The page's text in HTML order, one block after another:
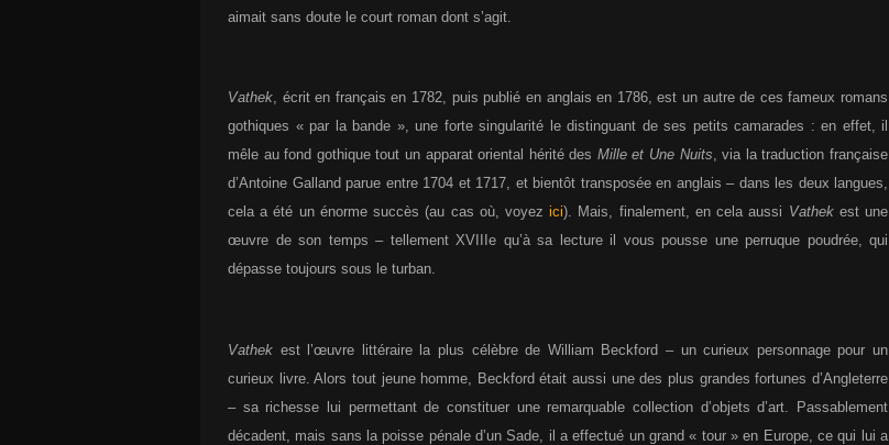
aimait sans doute le court roman dont s’agit.
Vathek, écrit en français en 1782, puis publié en anglais en 1786, est un autre de ces fameux romans
gothiques « par la bande », une forte singularité le distinguant de ses petits camarades : en effet, il
mêle au fond gothique tout un apparat oriental hérité des Mille et Une Nuits, via la traduction française
d’Antoine Galland parue entre 1704 et 1717, et bientôt transposée en anglais – dans les deux langues,
cela a été un énorme succès (au cas où, voyezici). Mais, finalement, en cela aussi Vathekest une
œuvre de son temps – tellement XVIIIe qu’à sa lecture il vous pousse une perruque poudrée, qui
dépasse toujours sous le turban.
Vathek est l’œuvre littéraire la plus célèbre de William Beckford – un curieux personnage pour un
curieux livre. Alors tout jeune homme, Beckford était aussi une des plus grandes fortunes d’Angleterre
– sa richesse lui permettant de constituer une remarquable collection d’objets d’art. Passablement
décadent, mais sans la poisse pénale d’un Sade, il a effectué un grand « tour » en Europe, ce qui lui a